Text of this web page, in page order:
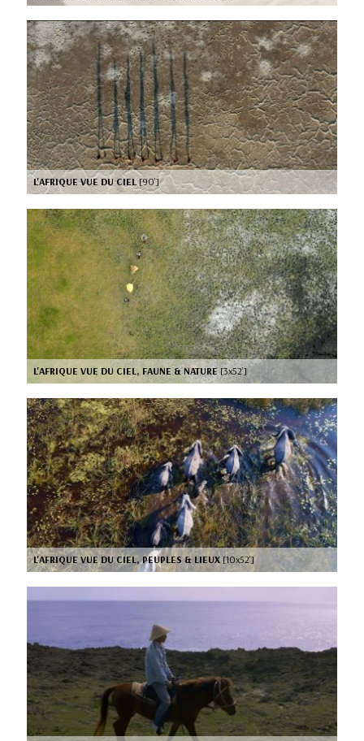
L'AFRIQUE VUE DU CIEL[90’]
L'AFRIQUE VUE DU CIEL, FAUNE & NATURE[3x52’]
L'AFRIQUE VUE DU CIEL, PEUPLES & LIEUX[10x52’]